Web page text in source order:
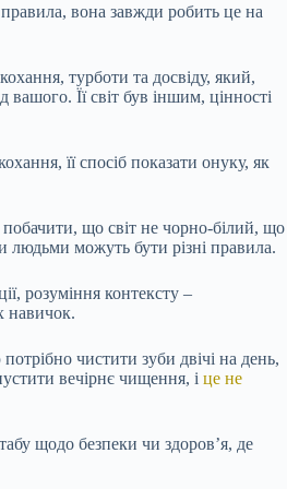
вона завжди робить це на
турботи та досвіду, який,
вашого. Її світ був іншим, цінності
її спосіб показати онуку, як
що світ не чорно-білий, що
людьми можуть бути різні правила.
розуміння контексту –
навичок.
чистити зуби двічі на день,
вечірнє чищення, і це не
щодо безпеки чи здоров’я, де